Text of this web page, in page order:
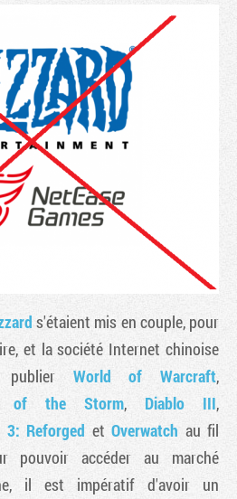
s'étaient mis en couple, pour
et la société Internet chinoise
publier World of Warcraft,
of the Storm, Diablo III,
3: Reforged et Overwatch au fil
pouvoir accéder au marché
il est impératif d'avoir un